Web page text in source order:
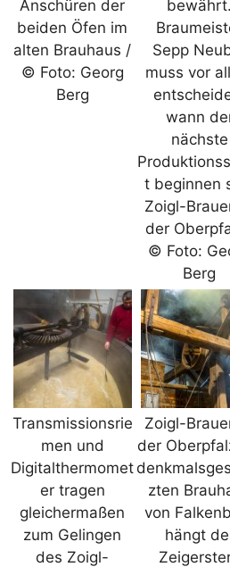
Anschüren der
beiden Öfen im
alten Brauhaus /
© Foto: Georg
Berg
bewährt.
Sepp
muss vor
wann
nächste
t beginnen
Zoigl-
der
© Foto:
Berg
Transmissionsrie
men und
Digitalthermomet
er tragen
gleichermaßen
zum Gelingen
des Zoigl-
Zoigl-
der
zten
von
hängt